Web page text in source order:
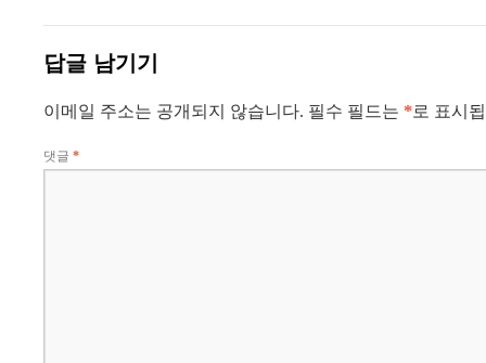
답글 남기기
이메일 주소는 공개되지 않습니다. 필수 필드는 * 로 표시
댓글 *